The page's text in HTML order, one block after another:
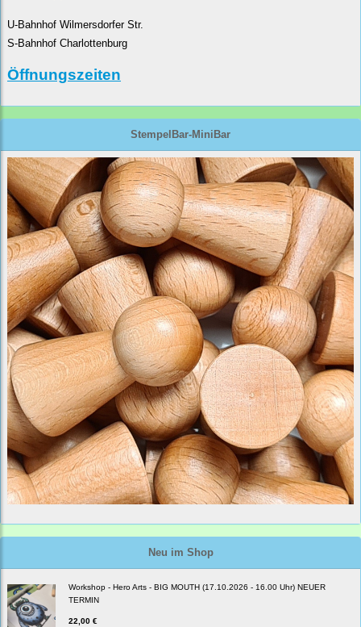
U-Bahnhof Wilmersdorfer Str.
S-Bahnhof Charlottenburg
Öffnungszeiten
StempelBar-MiniBar
Neu im Shop
Workshop - Hero Arts - BIG MOUTH (17.10.2026 - 16.00 Uhr) NEUER
TERMIN
22,00 €